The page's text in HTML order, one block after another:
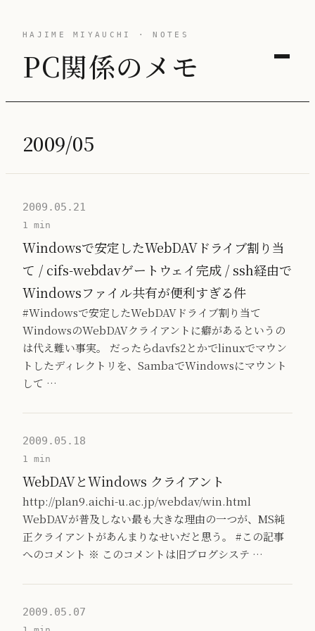
HAJIME MIYAUCHI · NOTES
PC関係のメモ
2009/05
2009.05.21
1 min
Windowsで安定したWebDAVドライブ割り当
て / cifs-webdavゲートウェイ完成 / ssh経由で
Windowsファイル共有が便利すぎる件
#Windowsで安定したWebDAVドライブ割り当て
WindowsのWebDAVクライアントに癖があるというの
は代え難い事実。 だったらdavfs2とかでlinuxでマウン
トしたディレクトリを、SambaでWindowsにマウント
して …
2009.05.18
1 min
WebDAVとWindows クライアント
http://plan9.aichi-u.ac.jp/webdav/win.html
WebDAVが普及しない最も大きな理由の一つが、MS純
正クライアントがあんまりなせいだと思う。 #この記事
へのコメント ※ このコメントは旧ブログシステ …
2009.05.07